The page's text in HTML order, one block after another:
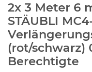
2x 3 Meter 6
STÄUBLI
(rot/schwarz)
Berechtigte